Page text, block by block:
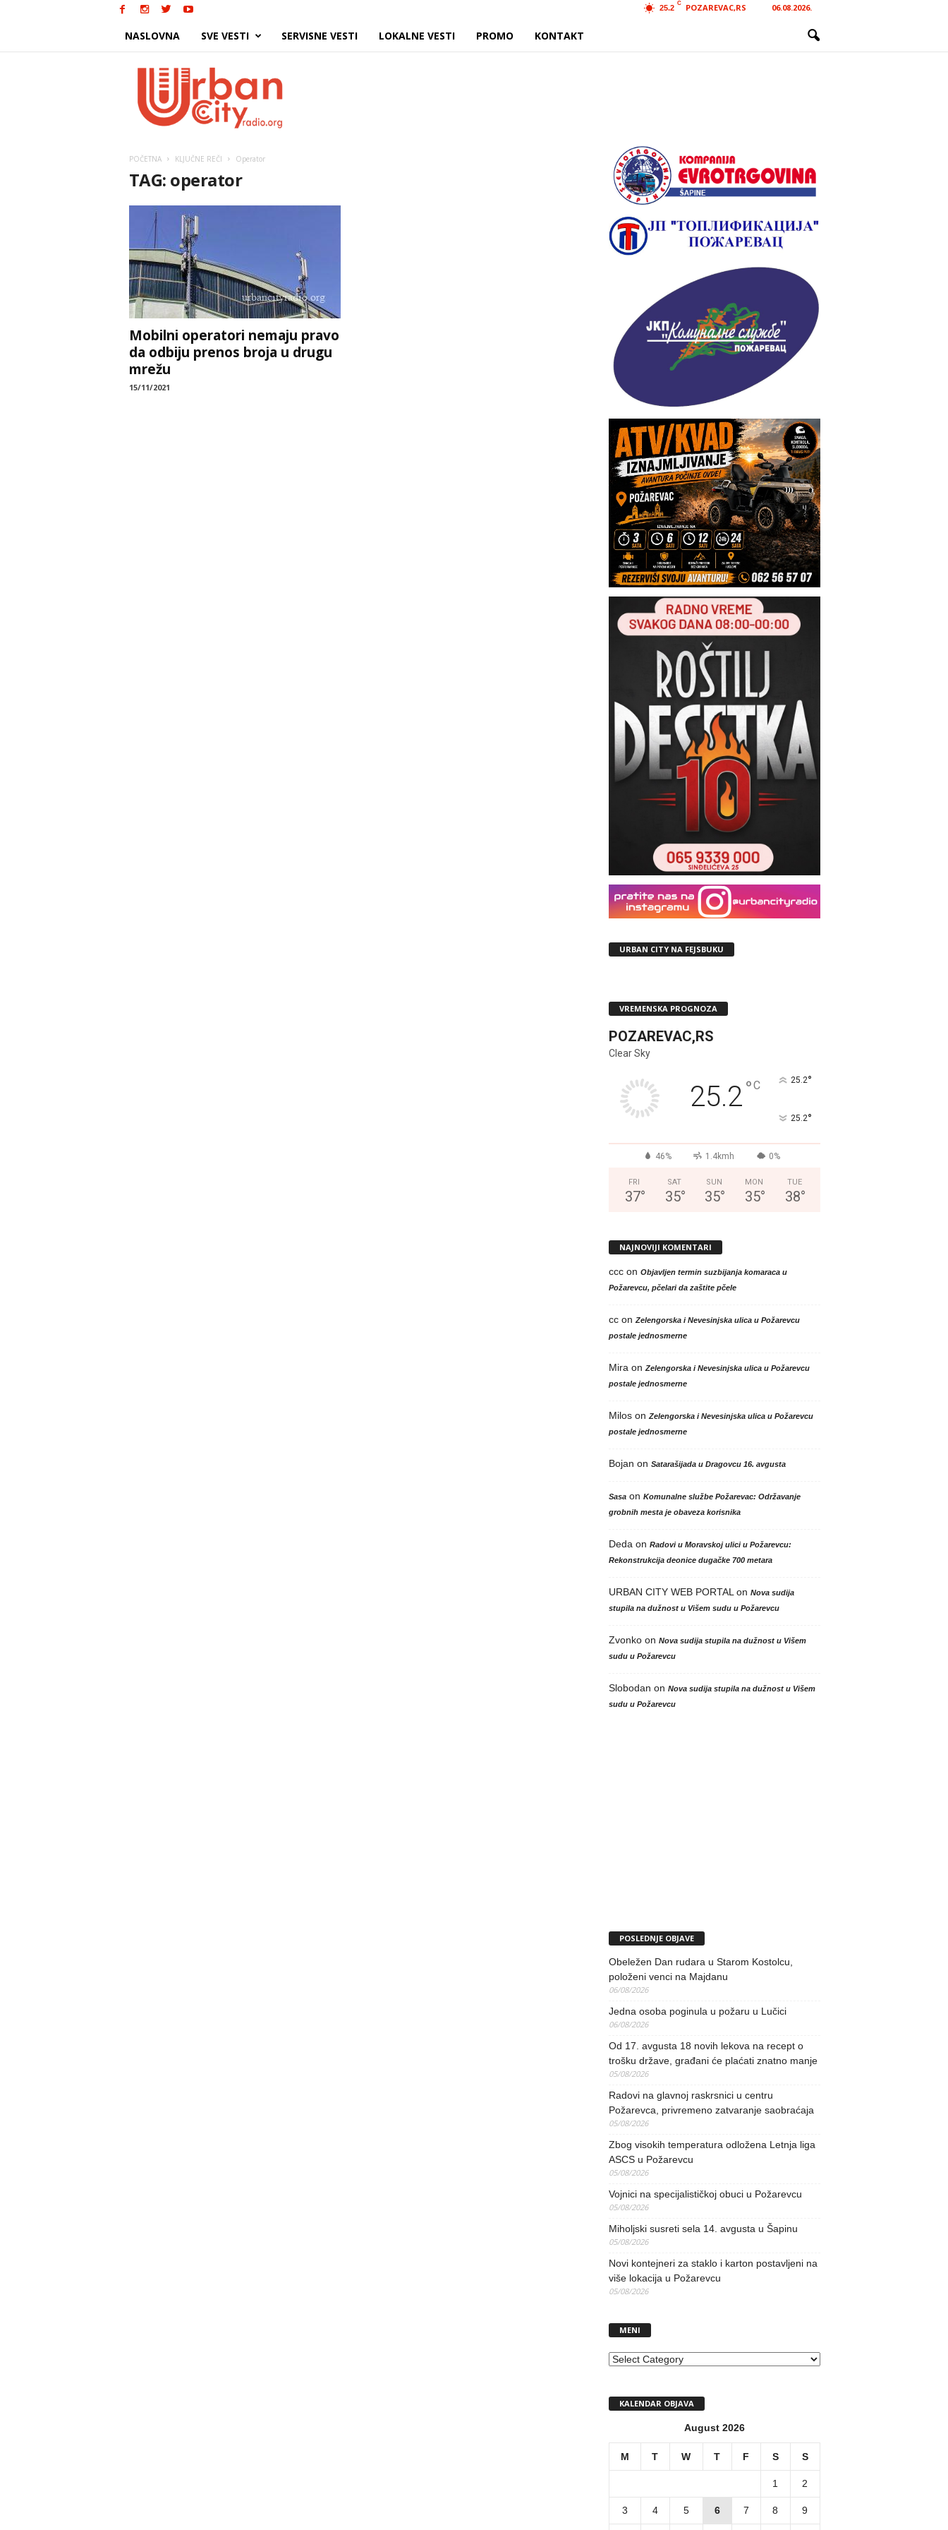
25.2
C POZAREVAC,RS 06.08.2026.
NASLOVNA SVE VESTI SERVISNE VESTI LOKALNE VESTI PROMO KONTAKT
POČETNA KLJUČNE REČI Operator
TAG: operator
Mobilni operatori nemaju pravo
da odbiju prenos broja u drugu
mrežu
15/11/2021
URBAN CITY NA FEJSBUKU
VREMENSKA PROGNOZA
POZAREVAC,RS
Clear Sky
25.2°C 25.2°
25.2°
46% 1.4kmh 0%
FRI
37°
SAT
35°
SUN
35°
MON
35°
TUE
38°
NAJNOVIJI KOMENTARI
cccon Objavljen termin suzbijanja komaraca u
Požarevcu, pčelari da zaštite pčele
ccon Zelengorska i Nevesinjska ulica u Požarevcu
postale jednosmerne
Mira on Zelengorska i Nevesinjska ulica u Požarevcu
postale jednosmerne
Miloson Zelengorska i Nevesinjska ulica u Požarevcu
postale jednosmerne
Bojan on Satarašijada u Dragovcu 16. avgusta
Sasaon Komunalne službe Požarevac: Održavanje
grobnih mesta je obaveza korisnika
Deda on Radovi u Moravskoj ulici u Požarevcu:
Rekonstrukcija deonice dugačke 700 metara
URBAN CITY WEB PORTAL on Nova sudija
stupila na dužnost u Višem sudu u Požarevcu
Zvonkoon Nova sudija stupila na dužnost u Višem
sudu u Požarevcu
Slobodan on Nova sudija stupila na dužnost u Višem
sudu u Požarevcu
POSLEDNJE OBJAVE
Obeležen Dan rudara u Starom Kostolcu,
položeni venci na Majdanu
06/08/2026
Jedna osoba poginula u požaru u Lučici
06/08/2026
Od 17. avgusta 18 novih lekova na recept o
trošku države, građani će plaćati znatno manje
05/08/2026
Radovi na glavnoj raskrsnici u centru
Požarevca, privremeno zatvaranje saobraćaja
05/08/2026
Zbog visokih temperatura odložena Letnja liga
ASCS u Požarevcu
05/08/2026
Vojnici na specijalističkoj obuci u Požarevcu
05/08/2026
Miholjski susreti sela 14. avgusta u Šapinu
05/08/2026
Novi kontejneri za staklo i karton postavljeni na
više lokacija u Požarevcu
05/08/2026
MENI
MENI
KALENDAR OBJAVA
August 2026
M T W T F S S
1 2
3 4 5 6 7 8 9